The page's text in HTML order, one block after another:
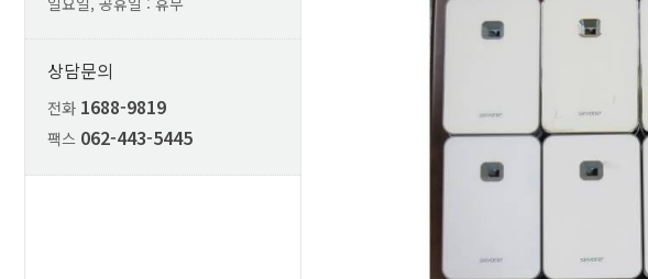
상담문의
전화 1688-9819
팩스 062-443-5445